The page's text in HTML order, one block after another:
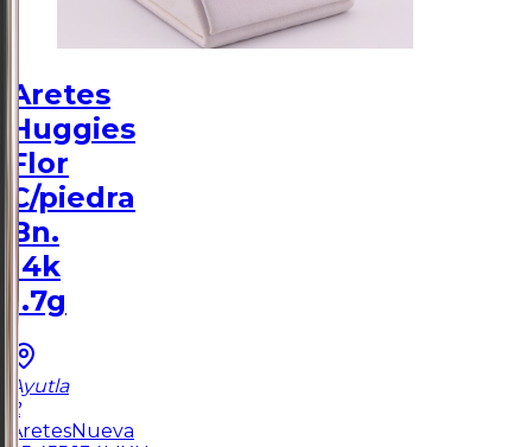
Aretes
Huggies
Flor
C/piedra
Bn.
14k
1.7g
Ayutla
2
AretesNueva